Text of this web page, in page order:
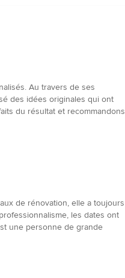
Au travers de ses
des idées originales qui ont
du résultat et recommandons
de rénovation, elle a toujours
les dates ont
une personne de grande